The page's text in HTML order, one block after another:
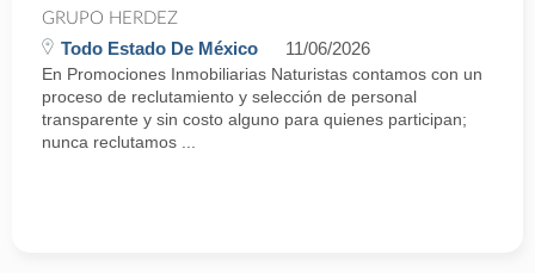
GRUPO HERDEZ
Todo Estado De México 11/06/2026
En Promociones Inmobiliarias Naturistas contamos con un
proceso de reclutamiento y selección de personal
transparente y sin costo alguno para quienes participan;
nunca reclutamos ...